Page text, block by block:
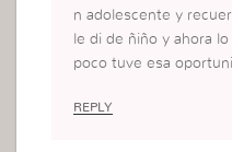
n adolescente y
le di de ñiño y ahora
poco tuve esa
REPLY